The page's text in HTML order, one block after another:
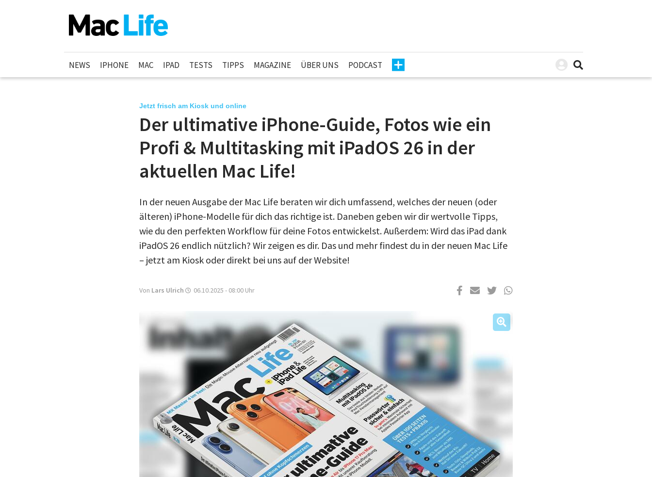
NEWS IPHONE MAC IPAD TESTS TIPPS MAGAZINE ÜBER UNS PODCAST
Jetzt frisch am Kiosk und online
Der ultimative iPhone-Guide, Fotos wie ein
Profi & Multitasking mit iPadOS 26 in der
aktuellen Mac Life!
In der neuen Ausgabe der Mac Life beraten wir dich umfassend, welches der neuen (oder
älteren) iPhone-Modelle für dich das richtige ist. Daneben geben wir dir wertvolle Tipps,
wie du den perfekten Workflow für deine Fotos entwickelst. Außerdem: Wird das iPad dank
iPadOS 26 endlich nützlich? Wir zeigen es dir. Das und mehr findest du in der neuen Mac Life
– jetzt am Kiosk oder direkt bei uns auf der Website!
Von Lars Ulrich 06.10.2025 - 08:00 Uhr